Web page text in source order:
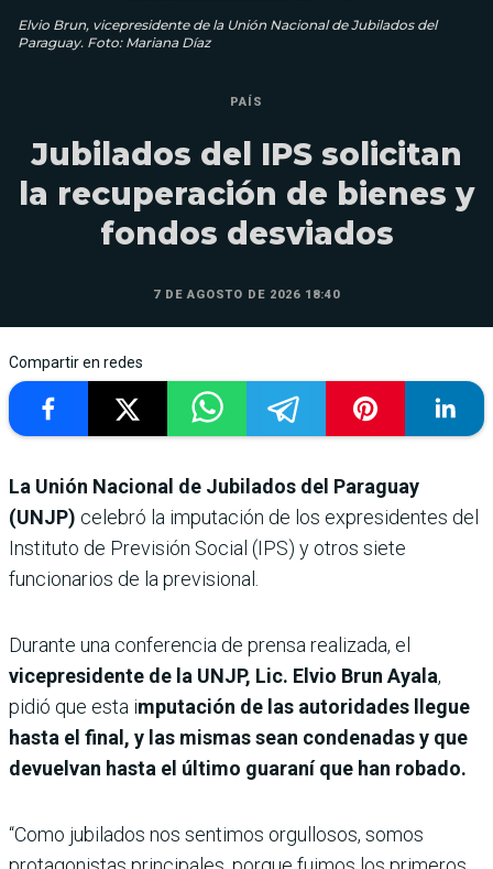
Elvio Brun, vicepresidente de la Unión Nacional de Jubilados del
Paraguay. Foto: Mariana Díaz
PAÍS
Jubilados del IPS solicitan
la recuperación de bienes y
fondos desviados
7 DE AGOSTO DE 2026 18:40
Compartir en redes
La Unión Nacional de Jubilados del Paraguay
(UNJP) celebró la imputación de los expresidentes del
Instituto de Previsión Social (IPS) y otros siete
funcionarios de la previsional.
Durante una conferencia de prensa realizada, el
vicepresidente de la UNJP, Lic. Elvio Brun Ayala,
pidió que esta imputación de las autoridades llegue
hasta el final, y las mismas sean condenadas y que
devuelvan hasta el último guaraní que han robado.
“Como jubilados nos sentimos orgullosos, somos